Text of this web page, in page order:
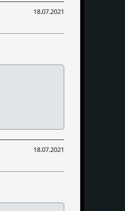
18.07.2021
18.07.2021